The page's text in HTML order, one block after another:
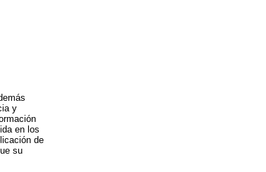
y
en los
de
su